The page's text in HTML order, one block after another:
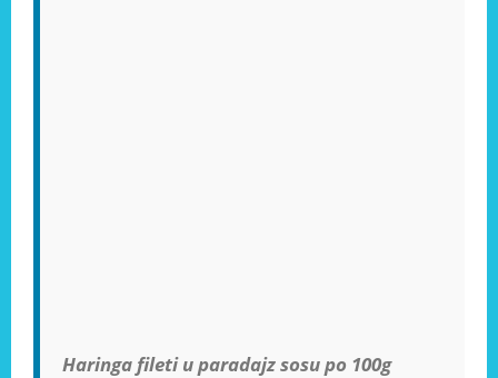
Haringa fileti u paradajz sosu po 100g